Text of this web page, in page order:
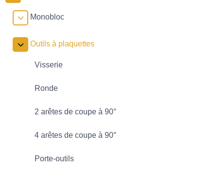
Monobloc
Outils à plaquettes
Visserie
Ronde
2 arêtes de coupe à 90°
4 arêtes de coupe à 90°
Porte-outils